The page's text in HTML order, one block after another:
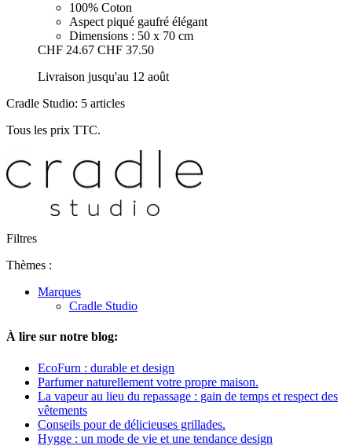
100% Coton
Aspect piqué gaufré élégant
Dimensions : 50 x 70 cm
CHF 24.67 CHF 37.50
Livraison jusqu'au 12 août
Cradle Studio: 5 articles
Tous les prix TTC.
Filtres
Thèmes :
Marques
Cradle Studio
À lire sur notre blog:
EcoFurn : durable et design
Parfumer naturellement votre propre maison.
La vapeur au lieu du repassage : gain de temps et respect des
vêtements
Conseils pour de délicieuses grillades.
Hygge : un mode de vie et une tendance design